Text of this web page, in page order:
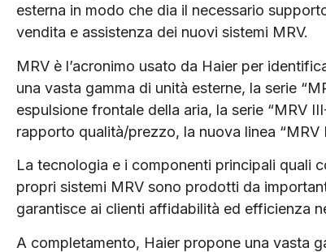
esterna in modo che dia il necessario
vendita e assistenza dei nuovi sistemi MRV.
MRV è l’acronimo usato da Haier per
una vasta gamma di unità esterne, la serie
espulsione frontale della aria, la serie “MRV
rapporto qualità/prezzo, la nuova linea “MRV
La tecnologia e i componenti principali quali
propri sistemi MRV sono prodotti da
garantisce ai clienti affidabilità ed efficienza
A completamento, Haier propone una vasta